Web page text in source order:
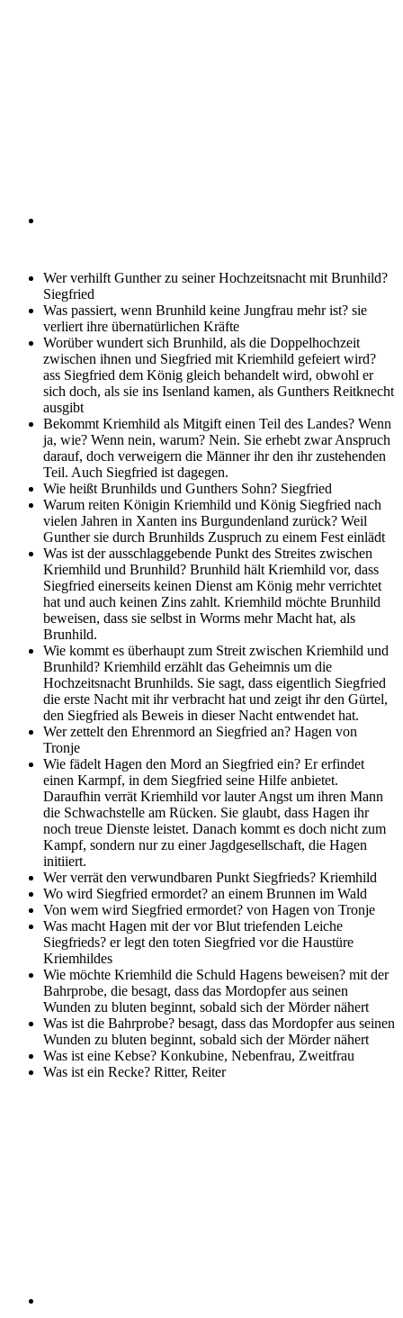
Wer verhilft Gunther zu seiner Hochzeitsnacht mit Brunhild?
Siegfried
Was passiert, wenn Brunhild keine Jungfrau mehr ist? sie
verliert ihre übernatürlichen Kräfte
Worüber wundert sich Brunhild, als die Doppelhochzeit
zwischen ihnen und Siegfried mit Kriemhild gefeiert wird?
ass Siegfried dem König gleich behandelt wird, obwohl er
sich doch, als sie ins Isenland kamen, als Gunthers Reitknecht
ausgibt
Bekommt Kriemhild als Mitgift einen Teil des Landes? Wenn
ja, wie? Wenn nein, warum? Nein. Sie erhebt zwar Anspruch
darauf, doch verweigern die Männer ihr den ihr zustehenden
Teil. Auch Siegfried ist dagegen.
Wie heißt Brunhilds und Gunthers Sohn? Siegfried
Warum reiten Königin Kriemhild und König Siegfried nach
vielen Jahren in Xanten ins Burgundenland zurück? Weil
Gunther sie durch Brunhilds Zuspruch zu einem Fest einlädt
Was ist der ausschlaggebende Punkt des Streites zwischen
Kriemhild und Brunhild? Brunhild hält Kriemhild vor, dass
Siegfried einerseits keinen Dienst am König mehr verrichtet
hat und auch keinen Zins zahlt. Kriemhild möchte Brunhild
beweisen, dass sie selbst in Worms mehr Macht hat, als
Brunhild.
Wie kommt es überhaupt zum Streit zwischen Kriemhild und
Brunhild? Kriemhild erzählt das Geheimnis um die
Hochzeitsnacht Brunhilds. Sie sagt, dass eigentlich Siegfried
die erste Nacht mit ihr verbracht hat und zeigt ihr den Gürtel,
den Siegfried als Beweis in dieser Nacht entwendet hat.
Wer zettelt den Ehrenmord an Siegfried an? Hagen von
Tronje
Wie fädelt Hagen den Mord an Siegfried ein? Er erfindet
einen Karmpf, in dem Siegfried seine Hilfe anbietet.
Daraufhin verrät Kriemhild vor lauter Angst um ihren Mann
die Schwachstelle am Rücken. Sie glaubt, dass Hagen ihr
noch treue Dienste leistet. Danach kommt es doch nicht zum
Kampf, sondern nur zu einer Jagdgesellschaft, die Hagen
initiiert.
Wer verrät den verwundbaren Punkt Siegfrieds? Kriemhild
Wo wird Siegfried ermordet? an einem Brunnen im Wald
Von wem wird Siegfried ermordet? von Hagen von Tronje
Was macht Hagen mit der vor Blut triefenden Leiche
Siegfrieds? er legt den toten Siegfried vor die Haustüre
Kriemhildes
Wie möchte Kriemhild die Schuld Hagens beweisen? mit der
Bahrprobe, die besagt, dass das Mordopfer aus seinen
Wunden zu bluten beginnt, sobald sich der Mörder nähert
Was ist die Bahrprobe? besagt, dass das Mordopfer aus seinen
Wunden zu bluten beginnt, sobald sich der Mörder nähert
Was ist eine Kebse? Konkubine, Nebenfrau, Zweitfrau
Was ist ein Recke? Ritter, Reiter